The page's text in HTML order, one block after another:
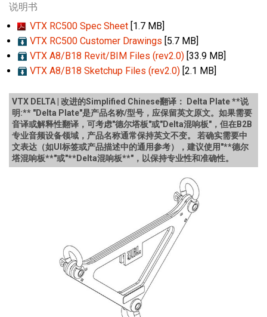
说明书
VTX RC500 Spec Sheet [1.7 MB]
VTX RC500 Customer Drawings [5.7 MB]
VTX A8/B18 Revit/BIM Files (rev2.0) [33.9 MB]
VTX A8/B18 Sketchup Files (rev2.0) [2.1 MB]
VTX DELTA | 改进的Simplified Chinese翻译： Delta Plate **说
明:** "Delta Plate"是产品名称/型号，应保留英文原文。如果需要
音译或解释性翻译，可考虑"德尔塔板"或"Delta混响板"，但在B2B
专业音频设备领域，产品名称通常保持英文不变。 若确实需要中
文表达（如UI标签或产品描述中的通用参考），建议使用"**德尔
塔混响板**"或"**Delta混响板**"，以保持专业性和准确性。